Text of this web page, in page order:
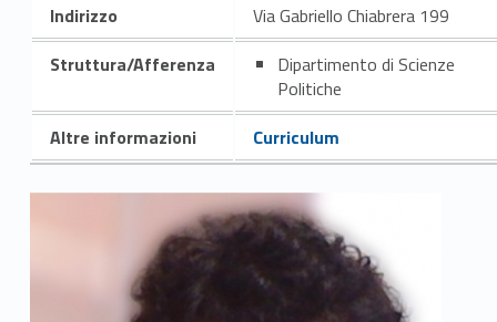
Indirizzo
Via Gabriello Chiabrera 199
Struttura/Afferenza
Dipartimento di Scienze
Politiche
Altre informazioni
Curriculum